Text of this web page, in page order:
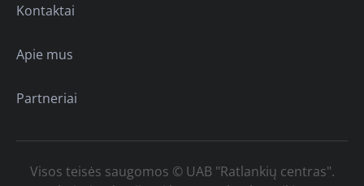
Kontaktai
Apie mus
Partneriai
Visos teisės saugomos © UAB "Ratlankių centras".